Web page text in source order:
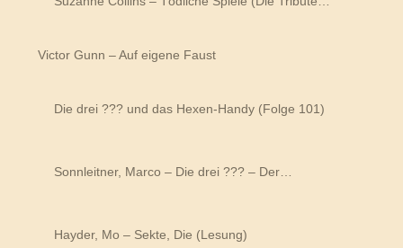
Victor Gunn – Auf eigene Faust
Die drei ??? und das Hexen-Handy (Folge 101)
Sonnleitner, Marco – Die drei ??? – Der…
Hayder, Mo – Sekte, Die (Lesung)